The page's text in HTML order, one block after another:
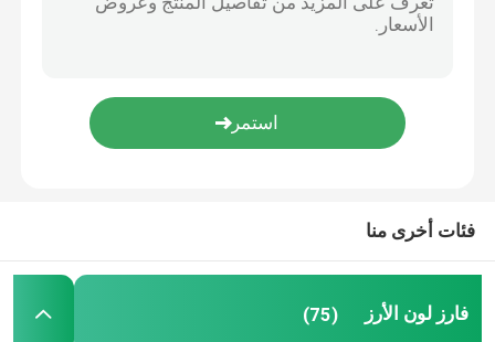
فارز لون المكسرات
فارز لون البلاستيك
فارز لون الحزام
آلة الفرز بالأشعة تحت الحمراء
فئات أخرى منا
فارز لون الأرز (75)